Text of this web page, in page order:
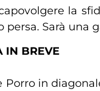
la
persa. Sarà una
IN BREVE
Porro in